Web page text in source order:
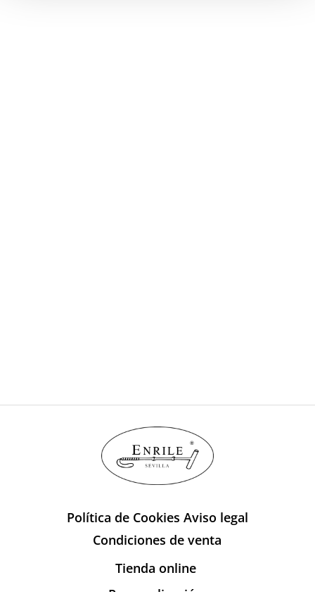
Política de Cookies Aviso legal
Condiciones de venta
Tienda online
Personalización